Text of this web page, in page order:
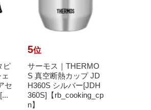
ピ
セ
5位
サーモス｜THERMO
S 真空断熱カップ JD
H360S シルバー[JDH
360S]【rb_cooking_cp
n】